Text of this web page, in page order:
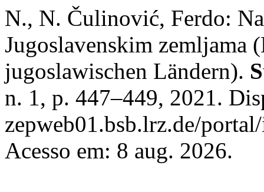
N., N. Čulinović, Ferdo:
Jugoslavenskim zemljama
jugoslawischen Ländern).
n. 1, p. 447–449, 2021.
zepweb01.bsb.lrz.de/
Acesso em: 8 aug. 2026.